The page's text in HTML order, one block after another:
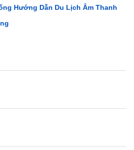
Hướng Dẫn Du Lịch Âm Thanh